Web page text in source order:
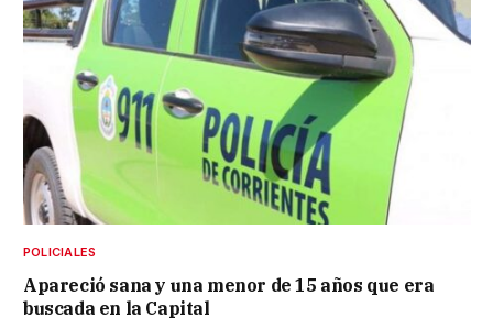
POLICIALES
Apareció sana y una menor de 15 años que era
buscada en la Capital